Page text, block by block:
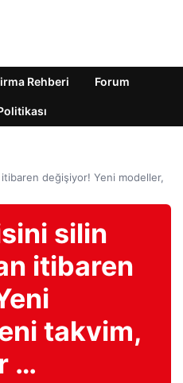
Rehberi Forum
değişiyor! Yeni modeller,
silin
itibaren
takvim,
…